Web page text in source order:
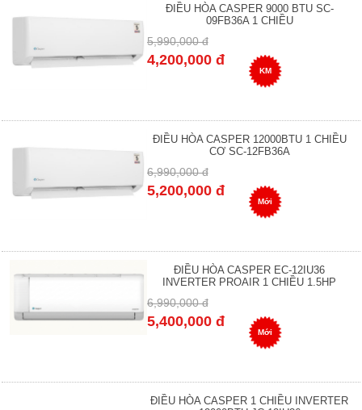
ĐIỀU HÒA CASPER 9000 BTU SC-
09FB36A 1 CHIỀU
5,990,000 đ
4,200,000 đ
KM
ĐIỀU HÒA CASPER 12000BTU 1 CHIỀU
CƠ SC-12FB36A
6,990,000 đ
5,200,000 đ
Mới
ĐIỀU HÒA CASPER EC-12IU36
INVERTER PROAIR 1 CHIỀU 1.5HP
6,990,000 đ
5,400,000 đ
Mới
ĐIỀU HÒA CASPER 1 CHIỀU INVERTER